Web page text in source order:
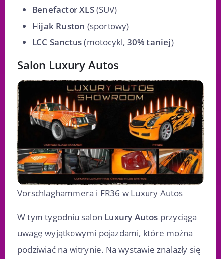
Benefactor XLS(SUV)
Hijak Ruston (sportowy)
LCC Sanctus(motocykl, 30% taniej)
Salon Luxury Autos
Vorschlaghammera i FR36 w Luxury Autos
W tym tygodniu salon Luxury Autos przyciąga
uwagę wyjątkowymi pojazdami, które można
podziwiać na witrynie. Na wystawie znalazły się